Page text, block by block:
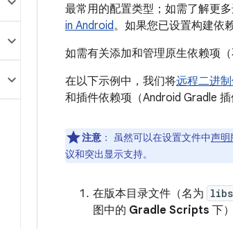
最常用的配置类型；如需了解更
in Android。如果您已设置构建依
如需有关添加和管理原生依赖项
在以下示例中，我们将远程二进
和插件依赖项（Android Gradle
注意 ： 虽然可以在设置文件中声明
议和突出显示支持。
在版本目录文件（名为
图中的 Gradle Scripts 下